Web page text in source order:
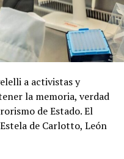
a activistas y
la memoria, verdad
de Estado. El
de Carlotto, León